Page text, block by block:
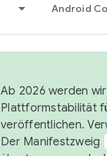
Android
Ab 2026 werden
Plattformstabilität
veröffentlichen.
Der Manifestzweig